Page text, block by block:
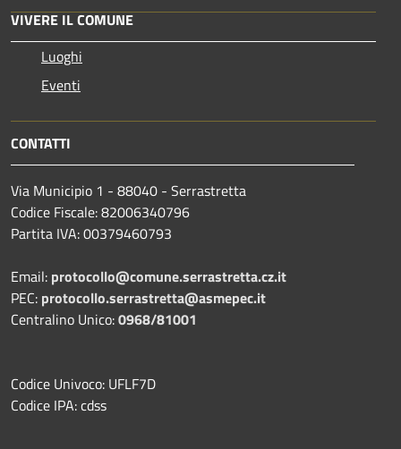
VIVERE IL COMUNE
Luoghi
Eventi
CONTATTI
Via Municipio 1 - 88040 - Serrastretta
Codice Fiscale: 82006340796
Partita IVA: 00379460793
Email: protocollo@comune.serrastretta.cz.it
PEC: protocollo.serrastretta@asmepec.it
Centralino Unico:0968/81001
Codice Univoco: UFLF7D
Codice IPA: cdss